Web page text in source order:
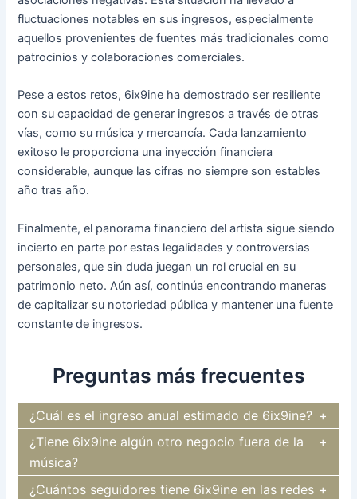
fluctuaciones notables en sus ingresos, especialmente
aquellos provenientes de fuentes más tradicionales como
patrocinios y colaboraciones comerciales.
Pese a estos retos, 6ix9ine ha demostrado ser resiliente
con su capacidad de generar ingresos a través de otras
vías, como su música y mercancía. Cada lanzamiento
exitoso le proporciona una inyección financiera
considerable, aunque las cifras no siempre son estables
año tras año.
Finalmente, el panorama financiero del artista sigue siendo
incierto en parte por estas legalidades y controversias
personales, que sin duda juegan un rol crucial en su
patrimonio neto. Aún así, continúa encontrando maneras
de capitalizar su notoriedad pública y mantener una fuente
constante de ingresos.
Preguntas más frecuentes
¿Cuál es el ingreso anual estimado de 6ix9ine?
¿Tiene 6ix9ine algún otro negocio fuera de la
música?
¿Cuántos seguidores tiene 6ix9ine en las redes